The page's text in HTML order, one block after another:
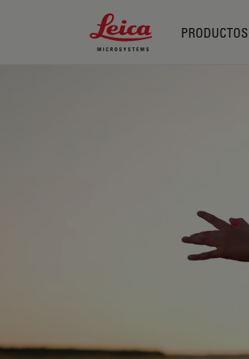
Leica Microsystems Logo
PRODUCTOS